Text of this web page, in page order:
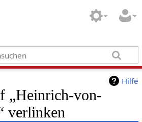
Hilfe
„Heinrich-von-
verlinken